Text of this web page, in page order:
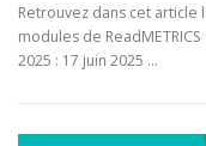
Retrouvez dans cet
modules de
2025 : 17 juin 2025 …